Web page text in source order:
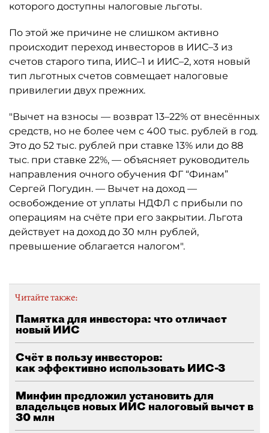
которого доступны налоговые льготы.
По этой же причине не слишком активно
происходит переход инвесторов в ИИС–3 из
счетов старого типа, ИИС–1 и ИИС–2, хотя новый
тип льготных счетов совмещает налоговые
привилегии двух прежних.
"Вычет на взносы — возврат 13–22% от внесённых
средств, но не более чем с 400 тыс. рублей в год.
Это до 52 тыс. рублей при ставке 13% или до 88
тыс. при ставке 22%, — объясняет руководитель
направления очного обучения ФГ “Финам”
Сергей Погудин. — Вычет на доход —
освобождение от уплаты НДФЛ с прибыли по
операциям на счёте при его закрытии. Льгота
действует на доход до 30 млн рублей,
превышение облагается налогом".
Читайте также:
Памятка для инвестора: что отличает
новый ИИС
Счёт в пользу инвесторов:
как эффективно использовать ИИС-3
Минфин предложил установить для
владельцев новых ИИС налоговый вычет в
30 млн